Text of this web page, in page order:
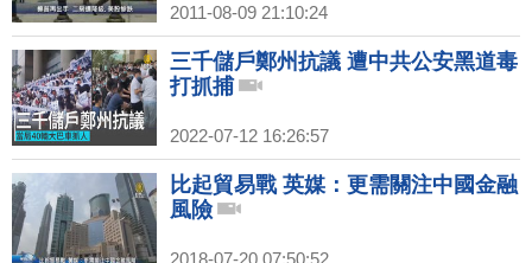
2011-08-09 21:10:24
三千儲戶鄭州抗議 遭中共公安黑道毒
打抓捕
2022-07-12 16:26:57
比起貿易戰 英媒：更需關注中國金融
風險